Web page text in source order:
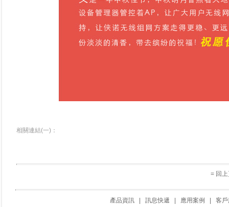
相關連結(一)：
= 回
產品資訊 訊息快遞 應用案例 客